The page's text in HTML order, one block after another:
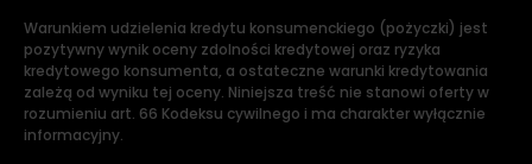
Warunkiem udzielenia kredytu konsumenckiego (pożyczki) jest
pozytywny wynik oceny zdolności kredytowej oraz ryzyka
kredytowego konsumenta, a ostateczne warunki kredytowania
zależą od wyniku tej oceny. Niniejsza treść nie stanowi oferty w
rozumieniu art. 66 Kodeksu cywilnego i ma charakter wyłącznie
informacyjny.